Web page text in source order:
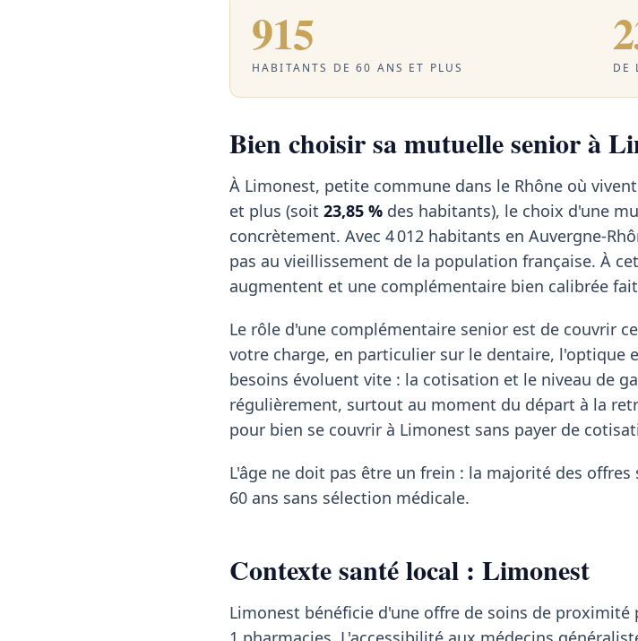
915
HABITANTS DE 60 ANS ET PLUS DE
Bien choisir sa mutuelle senior à
À Limonest, petite commune dans le Rhône où
et plus (soit 23,85 % des habitants), le choix d'une
concrètement. Avec 4 012 habitants en Auvergne-
pas au vieillissement de la population française. À
augmentent et une complémentaire bien calibrée
Le rôle d'une complémentaire senior est de couvrir
votre charge, en particulier sur le dentaire, l'optique
besoins évoluent vite : la cotisation et le niveau de
régulièrement, surtout au moment du départ à la
pour bien se couvrir à Limonest sans payer de
L'âge ne doit pas être un frein : la majorité des
60 ans sans sélection médicale.
Contexte santé local : Limonest
Limonest bénéficie d'une offre de soins de